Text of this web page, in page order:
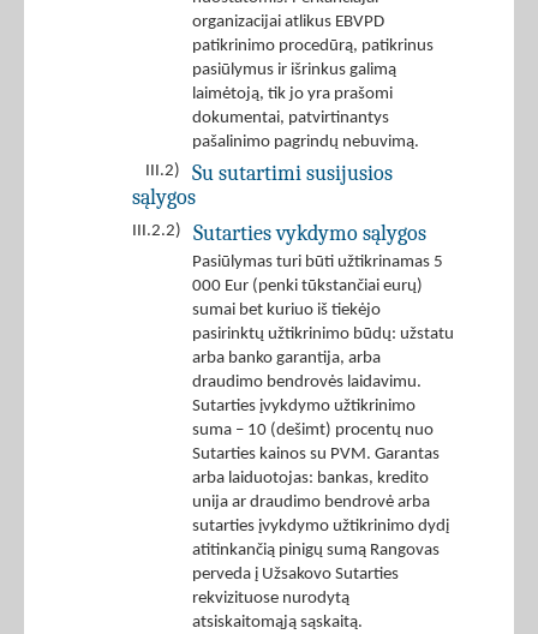
organizacijai atlikus EBVPD
patikrinimo procedūrą, patikrinus
pasiūlymus ir išrinkus galimą
laimėtoją, tik jo yra prašomi
dokumentai, patvirtinantys
pašalinimo pagrindų nebuvimą.
III.2)
Su sutartimi susijusios
sąlygos
III.2.2) Sutarties vykdymo sąlygos
Pasiūlymas turi būti užtikrinamas 5
000 Eur (penki tūkstančiai eurų)
sumai bet kuriuo iš tiekėjo
pasirinktų užtikrinimo būdų: užstatu
arba banko garantija, arba
draudimo bendrovės laidavimu.
Sutarties įvykdymo užtikrinimo
suma – 10 (dešimt) procentų nuo
Sutarties kainos su PVM. Garantas
arba laiduotojas: bankas, kredito
unija ar draudimo bendrovė arba
sutarties įvykdymo užtikrinimo dydį
atitinkančią pinigų sumą Rangovas
perveda į Užsakovo Sutarties
rekvizituose nurodytą
atsiskaitomąją sąskaitą.